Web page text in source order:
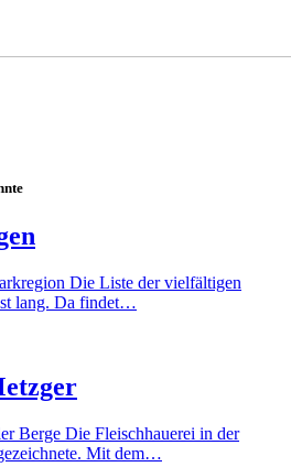
Die Liste der vielfältigen
lang. Da findet…
Berge Die Fleischhauerei in der
Mit dem…